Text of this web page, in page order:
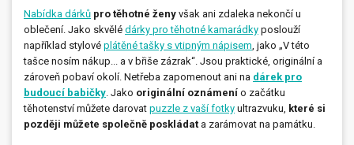
Nabídka dárků pro těhotné ženy však ani zdaleka nekončí u
oblečení. Jako skvělé dárky pro těhotné kamarádky poslouží
například stylové plátěné tašky s vtipným nápisem, jako „V této
tašce nosím nákup... a v břiše zázrak“. Jsou praktické, originální a
zároveň pobaví okolí. Netřeba zapomenout ani na dárek pro
budoucí babičky. Jako originální oznámení o začátku
těhotenství můžete darovat puzzle z vaší fotky ultrazvuku, které si
později můžete společně poskládat a zarámovat na památku.